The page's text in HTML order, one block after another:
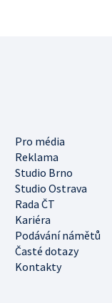
Pro média
Reklama
Studio Brno
Studio Ostrava
Rada ČT
Kariéra
Podávání námětů
Časté dotazy
Kontakty